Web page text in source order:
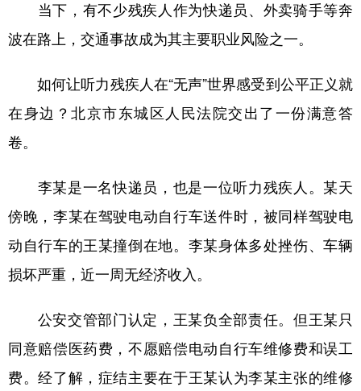
辽宁 吉林 上海 江苏
山东 河南 湖北 湖南
广东 广西 海南 重庆
陕西 甘肃 青海 宁夏
新疆 内蒙古 黑龙江
多语种频道
English Español Français عربى
Русский язык 日本語 한국어
Deutsch Português
当下，有不少残疾人作为快递员、外卖骑手等奔
波在路上，交通事故成为其主要职业风险之一。
如何让听力残疾人在“无声”世界感受到公平正义就
在身边？北京市东城区人民法院交出了一份满意答
卷。
李某是一名快递员，也是一位听力残疾人。某天
傍晚，李某在驾驶电动自行车送件时，被同样驾驶电
动自行车的王某撞倒在地。李某身体多处挫伤、车辆
损坏严重，近一周无经济收入。
公安交管部门认定，王某负全部责任。但王某只
同意赔偿医药费，不愿赔偿电动自行车维修费和误工
费。经了解，症结主要在于王某认为李某主张的维修